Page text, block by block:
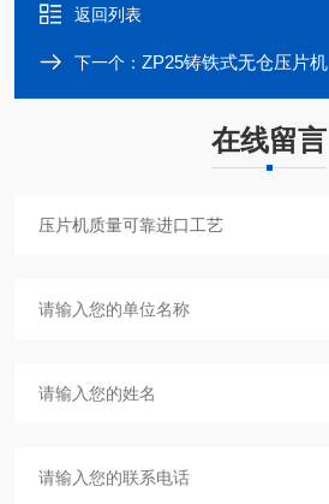
返回列表
下一个： ZP25铸铁式无仓压片机
在线留言